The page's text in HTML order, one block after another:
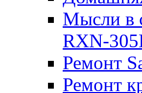
Мысли в
RXN-
Ремонт
Ремонт